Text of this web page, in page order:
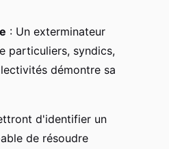
: Un exterminateur
particuliers, syndics,
démontre sa
d'identifier un
de résoudre